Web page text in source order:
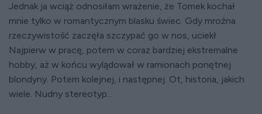
Jednak ja wciąż odnosiłam wrażenie, że Tomek kochał
mnie tylko w romantycznym blasku świec. Gdy mroźna
rzeczywistość zaczęła szczypać go w nos, uciekł.
Najpierw w pracę, potem w coraz bardziej ekstremalne
hobby, aż w końcu wylądował w ramionach ponętnej
blondyny. Potem kolejnej, i następnej. Ot, historia, jakich
wiele. Nudny stereotyp...